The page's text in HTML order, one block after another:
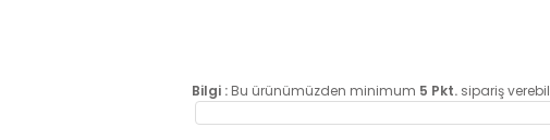
Bilgi : Bu ürünümüzden minimum 5 Pkt. sipariş